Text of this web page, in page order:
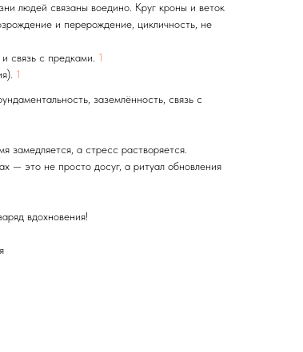
людей связаны воедино. Круг кроны и веток
и перерождение, цикличность, не
связь с предками. 1
1
заземлённость, связь с
замедляется, а стресс растворяется.
— это не просто досуг, а ритуал обновления
вдохновения!